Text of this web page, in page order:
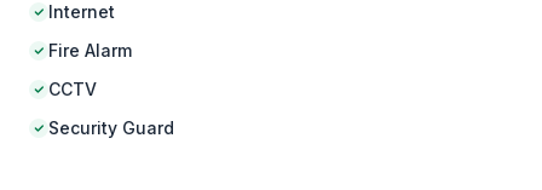
Internet
Fire Alarm
CCTV
Security Guard